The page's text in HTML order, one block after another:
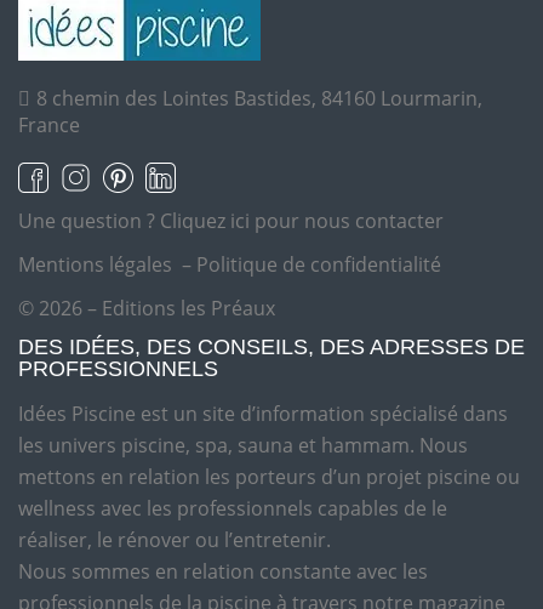
8 chemin des Lointes Bastides, 84160 Lourmarin,
France
Une question ? Cliquez ici pour nous contacter
Mentions légales – Politique de confidentialité
© 2026 – Editions les Préaux
DES IDÉES, DES CONSEILS, DES ADRESSES DE
PROFESSIONNELS
Idées Piscine est un site d’information spécialisé dans
les univers piscine, spa, sauna et hammam. Nous
mettons en relation les porteurs d’un projet piscine ou
wellness avec les professionnels capables de le
réaliser, le rénover ou l’entretenir.
Nous sommes en relation constante avec les
professionnels de la piscine à travers notre magazine